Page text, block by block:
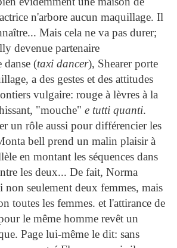
n'arbore aucun maquillage. Il
Mais cela ne va pas durer;
devenue partenaire
danse (taxi dancer), Shearer porte
a des gestes et des attitudes
vulgaire: rouge à lèvres à la
"mouche" e tutti quanti.
un rôle aussi pour différencier les
bell prend un malin plaisir à
en montant les séquences dans
les deux... De fait, Norma
non seulement deux femmes, mais
toutes les femmes. et l'attirance de
le même homme revêt un
Page lui-même le dit: sans